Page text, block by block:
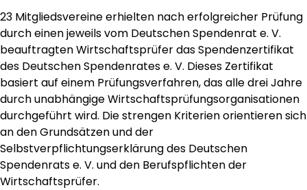
23 Mitgliedsvereine erhielten nach erfolgreicher Prüfung
durch einen jeweils vom Deutschen Spendenrat e. V.
beauftragten Wirtschaftsprüfer das Spendenzertifikat
des Deutschen Spendenrates e. V. Dieses Zertifikat
basiert auf einem Prüfungsverfahren, das alle drei Jahre
durch unabhängige Wirtschaftsprüfungsorganisationen
durchgeführt wird. Die strengen Kriterien orientieren sich
an den Grundsätzen und der
Selbstverpflichtungserklärung des Deutschen
Spendenrats e. V. und den Berufspflichten der
Wirtschaftsprüfer.